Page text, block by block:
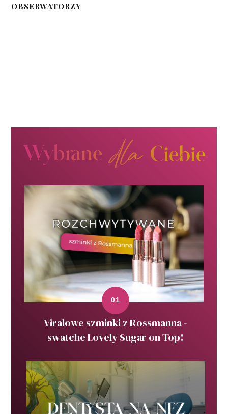
OBSERWATORZY
Viralowe szminki z Rossmanna -
swatche Lovely Sugar on Top!